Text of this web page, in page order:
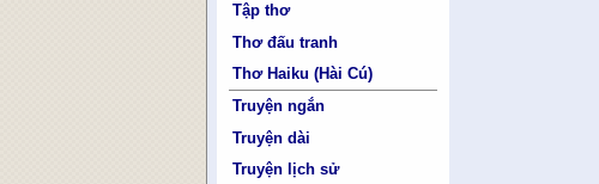
Tập thơ
Thơ đấu tranh
Thơ Haiku (Hài Cú)
Truyện ngắn
Truyện dài
Truyện lịch sử